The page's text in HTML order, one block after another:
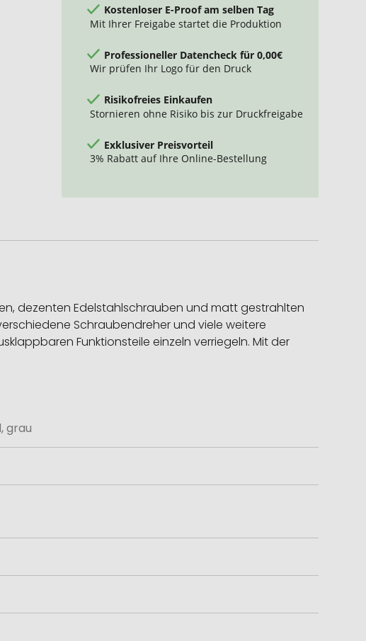
Kostenloser E-Proof am selben Tag
Mit Ihrer Freigabe startet die Produktion
Professioneller Datencheck für 0,00€
Wir prüfen Ihr Logo für den Druck
Risikofreies Einkaufen
Stornieren ohne Risiko bis zur Druckfreigabe
Exklusiver Preisvorteil
3% Rabatt auf Ihre Online-Bestellung
dezenten Edelstahlschrauben und matt gestrahlten
Schraubendreher und viele weitere
Funktionsteile einzeln verriegeln. Mit der
grau